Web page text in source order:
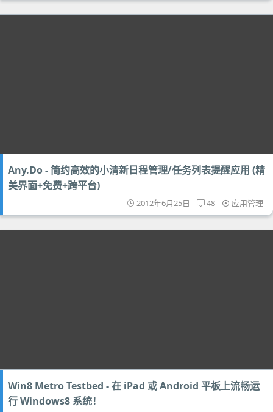
Any.Do - 简约高效的小清新日程管理/任务列表提醒应用 (精
美界面+免费+跨平台)
2012年6月25日 48 应用管理
Win8 Metro Testbed - 在 iPad 或 Android 平板上流畅运
行 Windows8 系统！